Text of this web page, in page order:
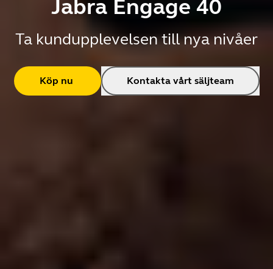
Jabra Engage 40
Ta kundupplevelsen till nya nivåer
Köp nu Kontakta vårt säljteam